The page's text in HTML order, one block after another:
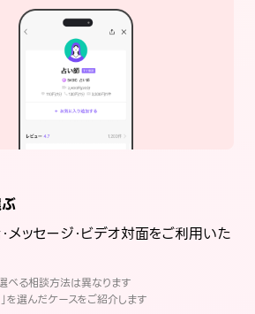
・メッセージ・ビデオ対面をご利用いた
べる相談方法は異なります
を選んだケースをご紹介します